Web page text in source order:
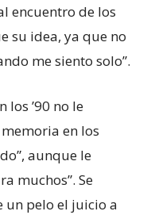
encuentro de los
su idea, ya que no
me siento solo”.
los ’90 no le
en los
aunque le
muchos”. Se
un pelo el juicio a